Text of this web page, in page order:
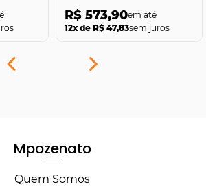
R$ 573,90
12x de R$ 47,83sem juros
Mpozenato
Quem Somos